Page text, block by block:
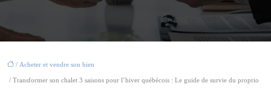
/ Acheter et vendre son bien
/ Transformer son chalet 3 saisons pour l’hiver québécois : Le guide de survie du proprio